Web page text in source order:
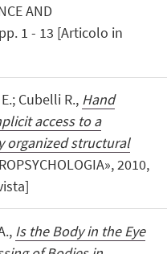
AND
pp. 1 - 13 [Articolo in
Cubelli R., Hand
access to a
organized structural
2010,
Is the Body in the Eye